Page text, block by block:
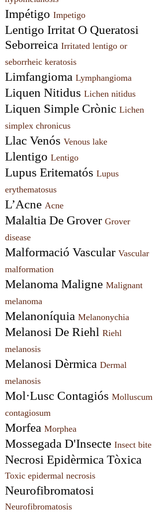
Impétigo Impetigo
Lentigo Irritat O Queratosi
Seborreica Irritated lentigo or
seborrheic keratosis
Limfangioma Lymphangioma
Liquen Nitidus Lichen nitidus
Liquen Simple Crònic Lichen
simplex chronicus
Llac Venós Venous lake
Llentigo Lentigo
Lupus Eritematós Lupus
erythematosus
L’Acne Acne
Malaltia De Grover Grover
disease
Malformació Vascular Vascular
malformation
Melanoma Maligne Malignant
melanoma
Melanoníquia Melanonychia
Melanosi De Riehl Riehl
melanosis
Melanosi Dèrmica Dermal
melanosis
Mol·Lusc Contagiós Molluscum
contagiosum
Morfea Morphea
Mossegada D'Insecte Insect bite
Toxic epidermal necrosis
Neurofibromatosis